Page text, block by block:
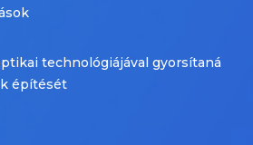
technológiájával gyorsítaná
építését